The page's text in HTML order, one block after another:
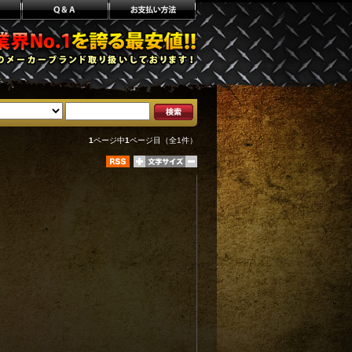
1ページ中1ページ目（全1件）